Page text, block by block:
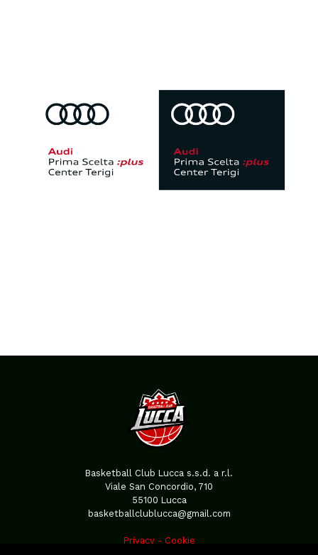
Basketball Club Lucca s.s.d. a r.l.
Viale San Concordio, 710
55100 Lucca
basketballclublucca@gmail.com
Privacy- Cookie